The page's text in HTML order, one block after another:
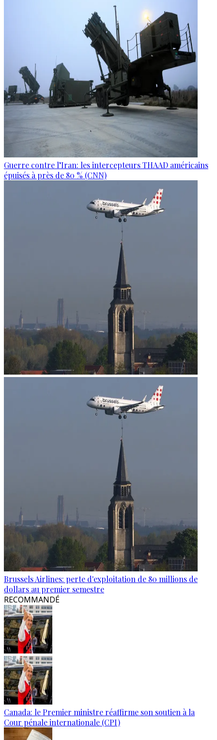
Guerre contre l’Iran: les intercepteurs THAAD américains
épuisés à près de 80 % (CNN)
Brussels Airlines: perte d'exploitation de 80 millions de
dollars au premier semestre
RECOMMANDÉ
Canada: le Premier ministre réaffirme son soutien à la
Cour pénale internationale (CPI)